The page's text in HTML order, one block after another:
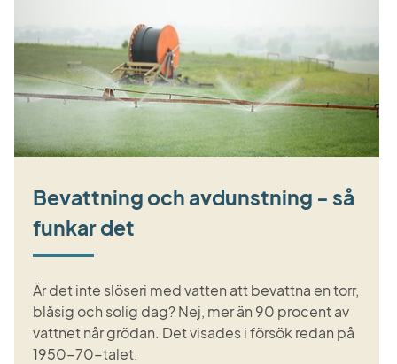
Bevattning och avdunstning - så
funkar det
Är det inte slöseri med vatten att bevattna en torr,
blåsig och solig dag? Nej, mer än 90 procent av
vattnet når grödan. Det visades i försök redan på
1950-70-talet.